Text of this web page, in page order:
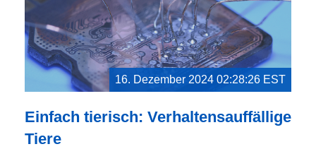
16. Dezember 2024 02:28:26 EST
Einfach tierisch: Verhaltensauffällige
Tiere